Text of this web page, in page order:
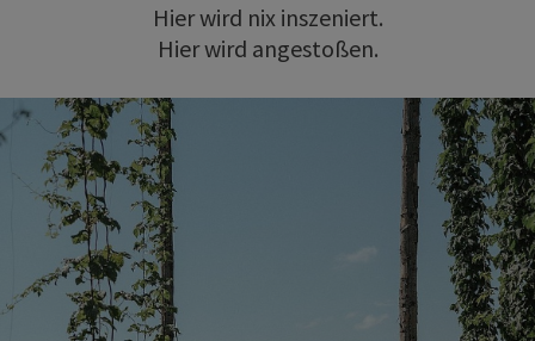
Hier wird nix inszeniert.
Hier wird angestoßen.